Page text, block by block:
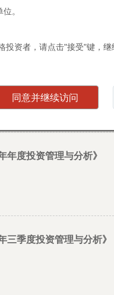
。
投资者，请点击"接受"键，
同意并继续访问
年度投资管理与分析》
三季度投资管理与分析》